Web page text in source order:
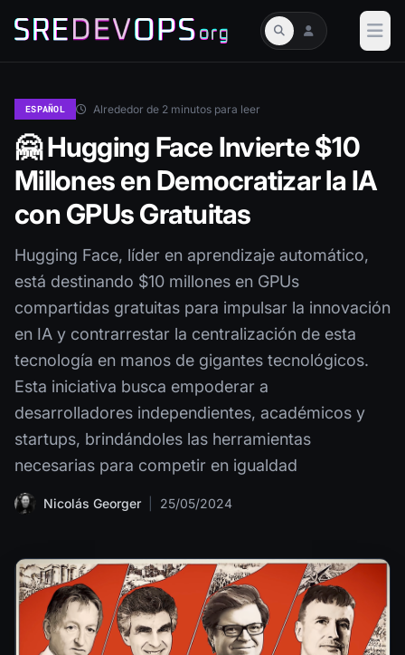
ESPAÑOL Alrededor de 2 minutos para leer
🤗 Hugging Face Invierte $10
Millones en Democratizar la IA
con GPUs Gratuitas
Hugging Face, líder en aprendizaje automático,
está destinando $10 millones en GPUs
compartidas gratuitas para impulsar la innovación
en IA y contrarrestar la centralización de esta
tecnología en manos de gigantes tecnológicos.
Esta iniciativa busca empoderar a
desarrolladores independientes, académicos y
startups, brindándoles las herramientas
necesarias para competir en igualdad
Nicolás Georger 25/05/2024